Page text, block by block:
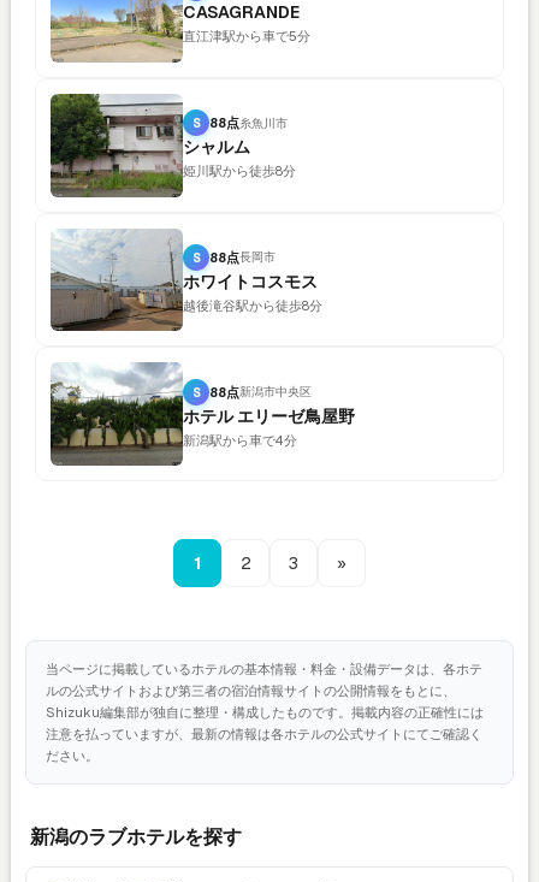
CASAGRANDE
直江津駅から車で5分
S 88点糸魚川市
シャルム
姫川駅から徒歩8分
S 88点長岡市
ホワイトコスモス
越後滝谷駅から徒歩8分
S 88点新潟市中央区
ホテル エリーゼ鳥屋野
新潟駅から車で4分
1 2 3 »
当ページに掲載しているホテルの基本情報・料金・設備データは、各ホテ
ルの公式サイトおよび第三者の宿泊情報サイトの公開情報をもとに、
Shizuku編集部が独自に整理・構成したものです。掲載内容の正確性には
注意を払っていますが、最新の情報は各ホテルの公式サイトにてご確認く
ださい。
新潟のラブホテルを探す